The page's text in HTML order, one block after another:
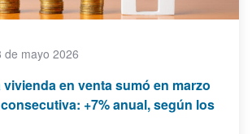
de mayo 2026
en venta sumó en marzo
+7% anual, según los